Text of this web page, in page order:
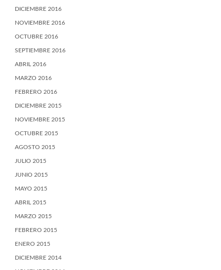
DICIEMBRE 2016
NOVIEMBRE 2016
OCTUBRE 2016
SEPTIEMBRE 2016
ABRIL 2016
MARZO 2016
FEBRERO 2016
DICIEMBRE 2015
NOVIEMBRE 2015
OCTUBRE 2015
AGOSTO 2015
JULIO 2015
JUNIO 2015
MAYO 2015
ABRIL 2015
MARZO 2015
FEBRERO 2015
ENERO 2015
DICIEMBRE 2014